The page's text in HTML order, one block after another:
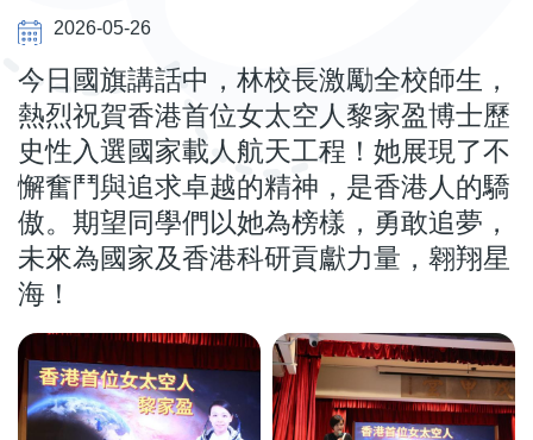
2026-05-26
今日國旗講話中，林校長激勵全校師生，
熱烈祝賀香港首位女太空人黎家盈博士歷
史性入選國家載人航天工程！她展現了不
懈奮鬥與追求卓越的精神，是香港人的驕
傲。期望同學們以她為榜樣，勇敢追夢，
未來為國家及香港科研貢獻力量，翱翔星
海！